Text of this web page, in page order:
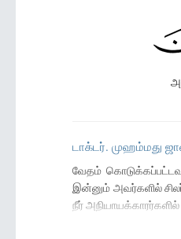
டாக்டர். முஹம்மது
வேதம்
இன்னும் அவர்களில்
நீர்